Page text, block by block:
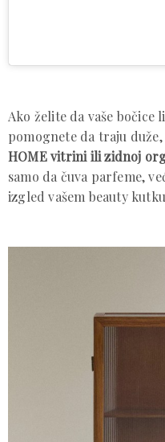
Ako želite da vaše bočice
pomognete da traju
HOME vitrini ili zidnoj
samo da čuva parfeme,
izgled vašem beauty